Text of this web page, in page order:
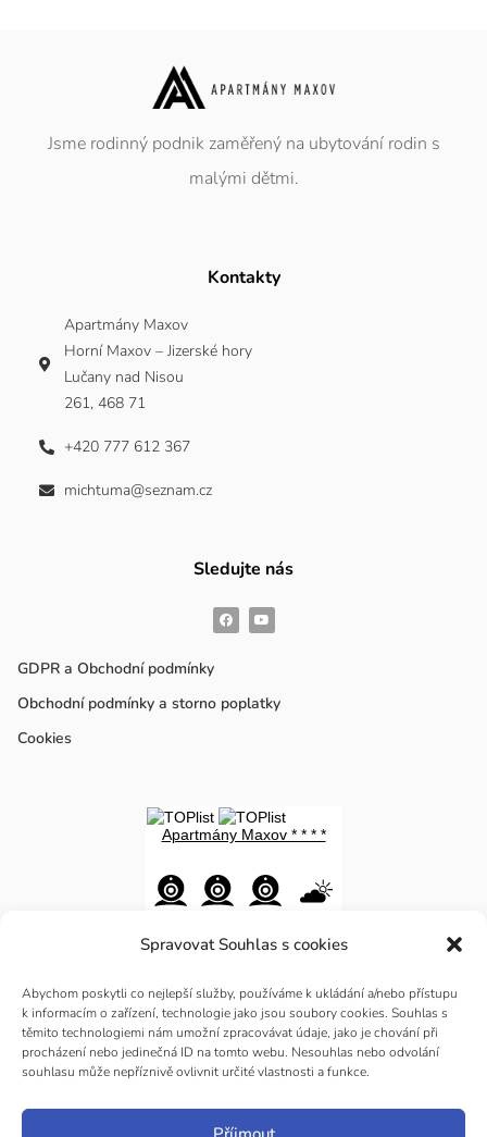
Spravovat Souhlas s cookies
Abychom poskytli co nejlepší služby, používáme k ukládání a/nebo přístupu
k informacím o zařízení, technologie jako jsou soubory cookies. Souhlas s
těmito technologiemi nám umožní zpracovávat údaje, jako je chování při
procházení nebo jedinečná ID na tomto webu. Nesouhlas nebo odvolání
souhlasu může nepříznivě ovlivnit určité vlastnosti a funkce.
Jsme rodinný podnik zaměřený na ubytování rodin s
malými dětmi.
Kontakty
Apartmány Maxov
Horní Maxov – Jizerské hory
Lučany nad Nisou
261, 468 71
+420 777 612 367
michtuma@seznam.cz
Sledujte nás
GDPR a Obchodní podmínky
Obchodní podmínky a storno poplatky
Cookies
Jizerské hory